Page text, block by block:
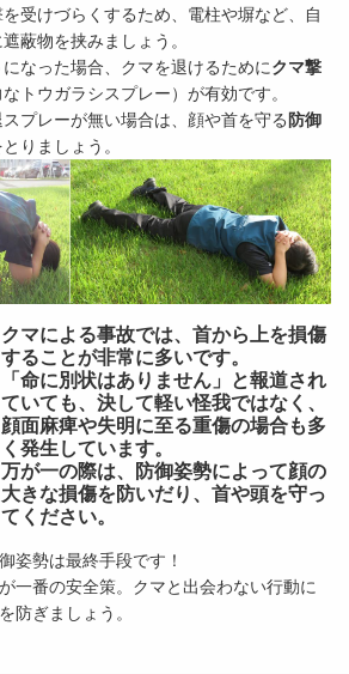
受けづらくするため、電柱や塀など、自
蔽物を挟みましょう。
なった場合、クマを退けるためにクマ撃
なトウガラシスプレー）が有効です。
プレーが無い場合は、顔や首を守る 防御
りましょう。
クマによる事故では、首から上を損傷
することが非常に多いです。
「命に別状はありません」と報道され
ていても、決して軽い怪我ではなく、
顔面麻痺や失明に至る重傷の場合も多
く発生しています。
万が一の際は、防御姿勢によって顔の
大きな損傷を防いだり、首や頭を守っ
てください。
姿勢は最終手段です！
一番の安全策。クマと出会わない行動に
防ぎましょう。